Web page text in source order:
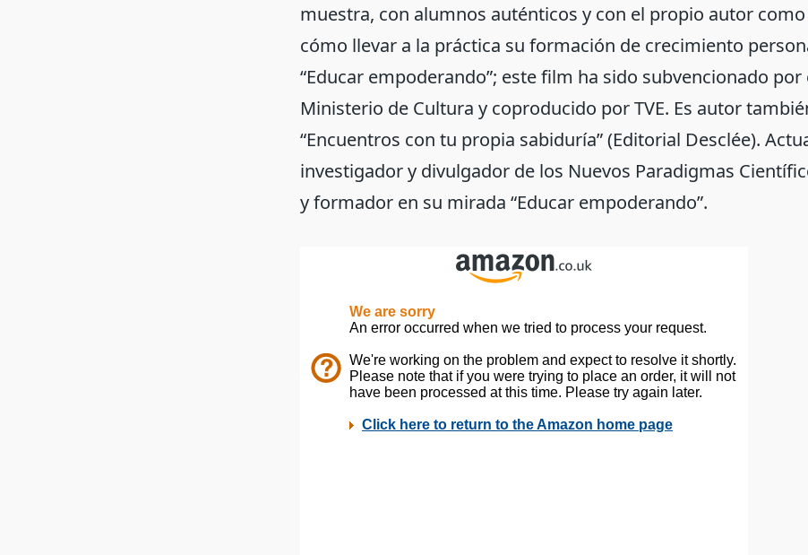
muestra, con alumnos auténticos y con el propio autor
cómo llevar a la práctica su formación de crecimiento
“Educar empoderando”; este film ha sido subvencionado por
Ministerio de Cultura y coproducido por TVE. Es autor
“Encuentros con tu propia sabiduría” (Editorial Desclée).
investigador y divulgador de los Nuevos Paradigmas
y formador en su mirada “Educar empoderando”.